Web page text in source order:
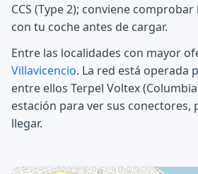
CCS (Type 2); conviene
con tu coche antes de cargar.
Entre las localidades con mayor
Villavicencio. La red está operada
entre ellos Terpel Voltex
estación para ver sus conectores,
llegar.